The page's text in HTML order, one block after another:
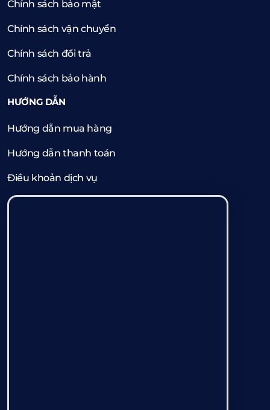
Chính sách bảo mật
Chính sách vận chuyển
Chính sách đổi trả
Chính sách bảo hành
HƯỚNG DẪN
Hướng dẫn mua hàng
Hướng dẫn thanh toán
Điều khoản dịch vụ